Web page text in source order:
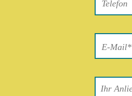
leer.